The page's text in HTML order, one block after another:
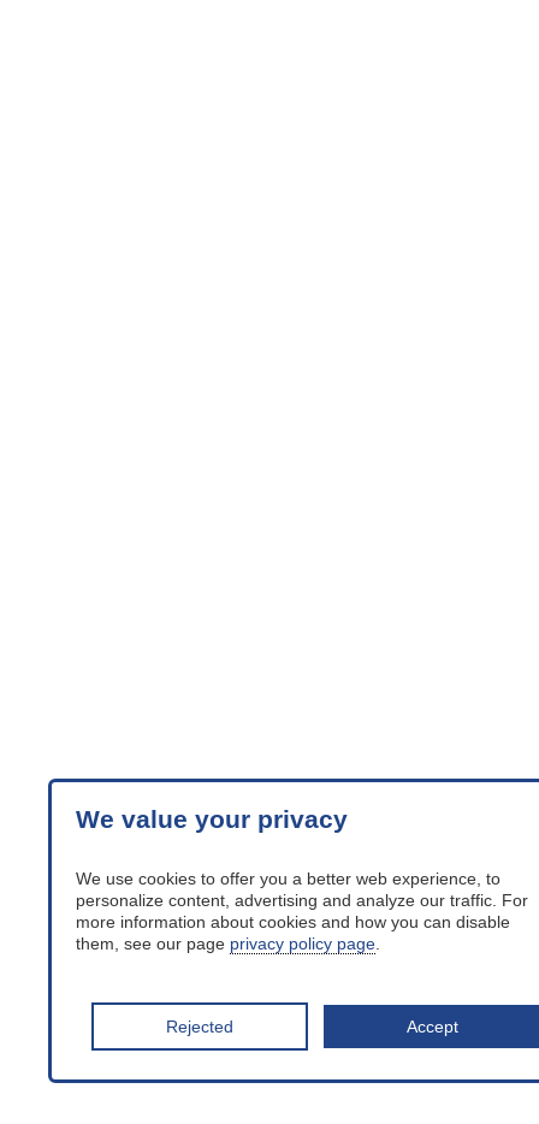
We value your privacy
We use cookies to offer you a better web experience, to
personalize content, advertising and analyze our traffic. For
more information about cookies and how you can disable
them, see our page privacy policy page.
Rejected Accept